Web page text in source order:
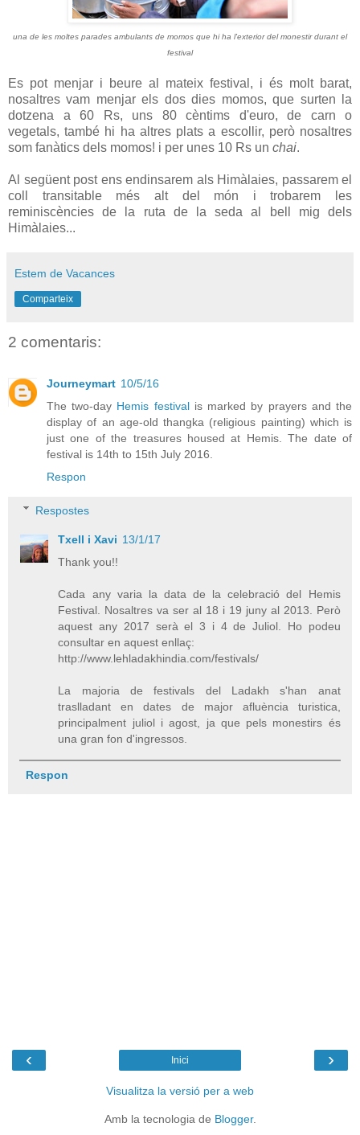
una de les moltes parades ambulants de momos que hi ha l'exterior del monestir durant el
festival
Es pot menjar i beure al mateix festival, i és molt barat,
nosaltres vam menjar els dos dies momos, que surten la
dotzena a 60 Rs, uns 80 cèntims d'euro, de carn o
vegetals, també hi ha altres plats a escollir, però nosaltres
som fanàtics dels momos! i per unes 10 Rs un chai.
Al següent post ens endinsarem als Himàlaies, passarem el
coll transitable més alt del món i trobarem les
reminiscències de la ruta de la seda al bell mig dels
Himàlaies...
Estem de Vacances
Comparteix
2 comentaris:
Journeymart 10/5/16
The two-day Hemis festivalis marked by prayers and the
display of an age-old thangka (religious painting) which is
just one of the treasures housed at Hemis. The date of
festival is 14th to 15th July 2016.
Respon
Respostes
Txell i Xavi 13/1/17
Thank you!!
Cada any varia la data de la celebració del Hemis
Festival. Nosaltres va ser al 18 i 19 juny al 2013. Però
aquest any 2017 serà el 3 i 4 de Juliol. Ho podeu
consultar en aquest enllaç:
http://www.lehladakhindia.com/festivals/
La majoria de festivals del Ladakh s'han anat
traslladant en dates de major afluència turistica,
principalment juliol i agost, ja que pels monestirs és
una gran fon d'ingressos.
Respon
‹ ›
Inici
Visualitza la versió per a web
Amb la tecnologia de Blogger.